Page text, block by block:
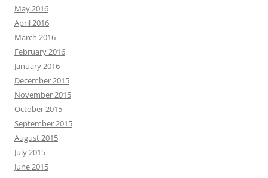
May 2016
April 2016
March 2016
February 2016
January 2016
December 2015
November 2015
October 2015
September 2015
August 2015
July 2015
June 2015